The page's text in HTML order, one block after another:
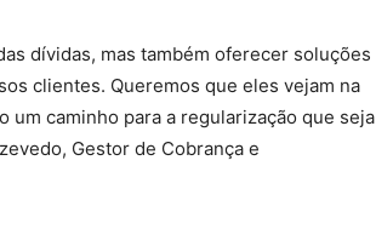
dívidas, mas também oferecer soluções
clientes. Queremos que eles vejam na
um caminho para a regularização que seja
Gestor de Cobrança e